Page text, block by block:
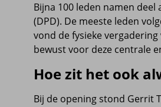
Bijna 100 leden namen
(DPD). De meeste leden
vond de fysieke
bewust voor deze centrale
Hoe zit het ook
Bij de opening stond Gerrit